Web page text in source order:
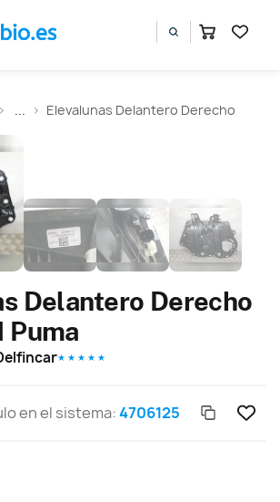
Elevalunas Delantero Derecho
Delantero Derecho
Puma
★ ★ ★ ★ ★
en el sistema:4706125